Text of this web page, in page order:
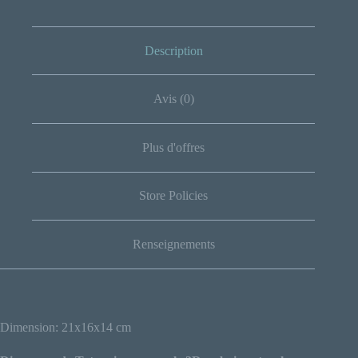
5
Description
Avis (0)
Plus d'offres
Store Policies
Renseignements
Dimension: 21x16x14 cm